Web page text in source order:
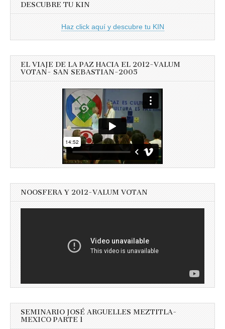
DESCUBRE TU KIN
Haz click aquí y descubre tu KIN
EL VIAJE DE LA PAZ HACIA EL 2012-VALUM
VOTAN- SAN SEBASTIAN-2005
NOOSFERA Y 2012-VALUM VOTAN
SEMINARIO JOSÉ ARGUELLES MEZTITLA-
MEXICO PARTE 1